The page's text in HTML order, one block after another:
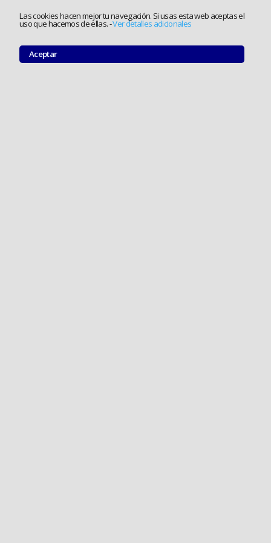
Las cookies hacen mejor tu navegación. Si usas esta web aceptas el
uso que hacemos de ellas.-Ver detalles adicionales
Aceptar